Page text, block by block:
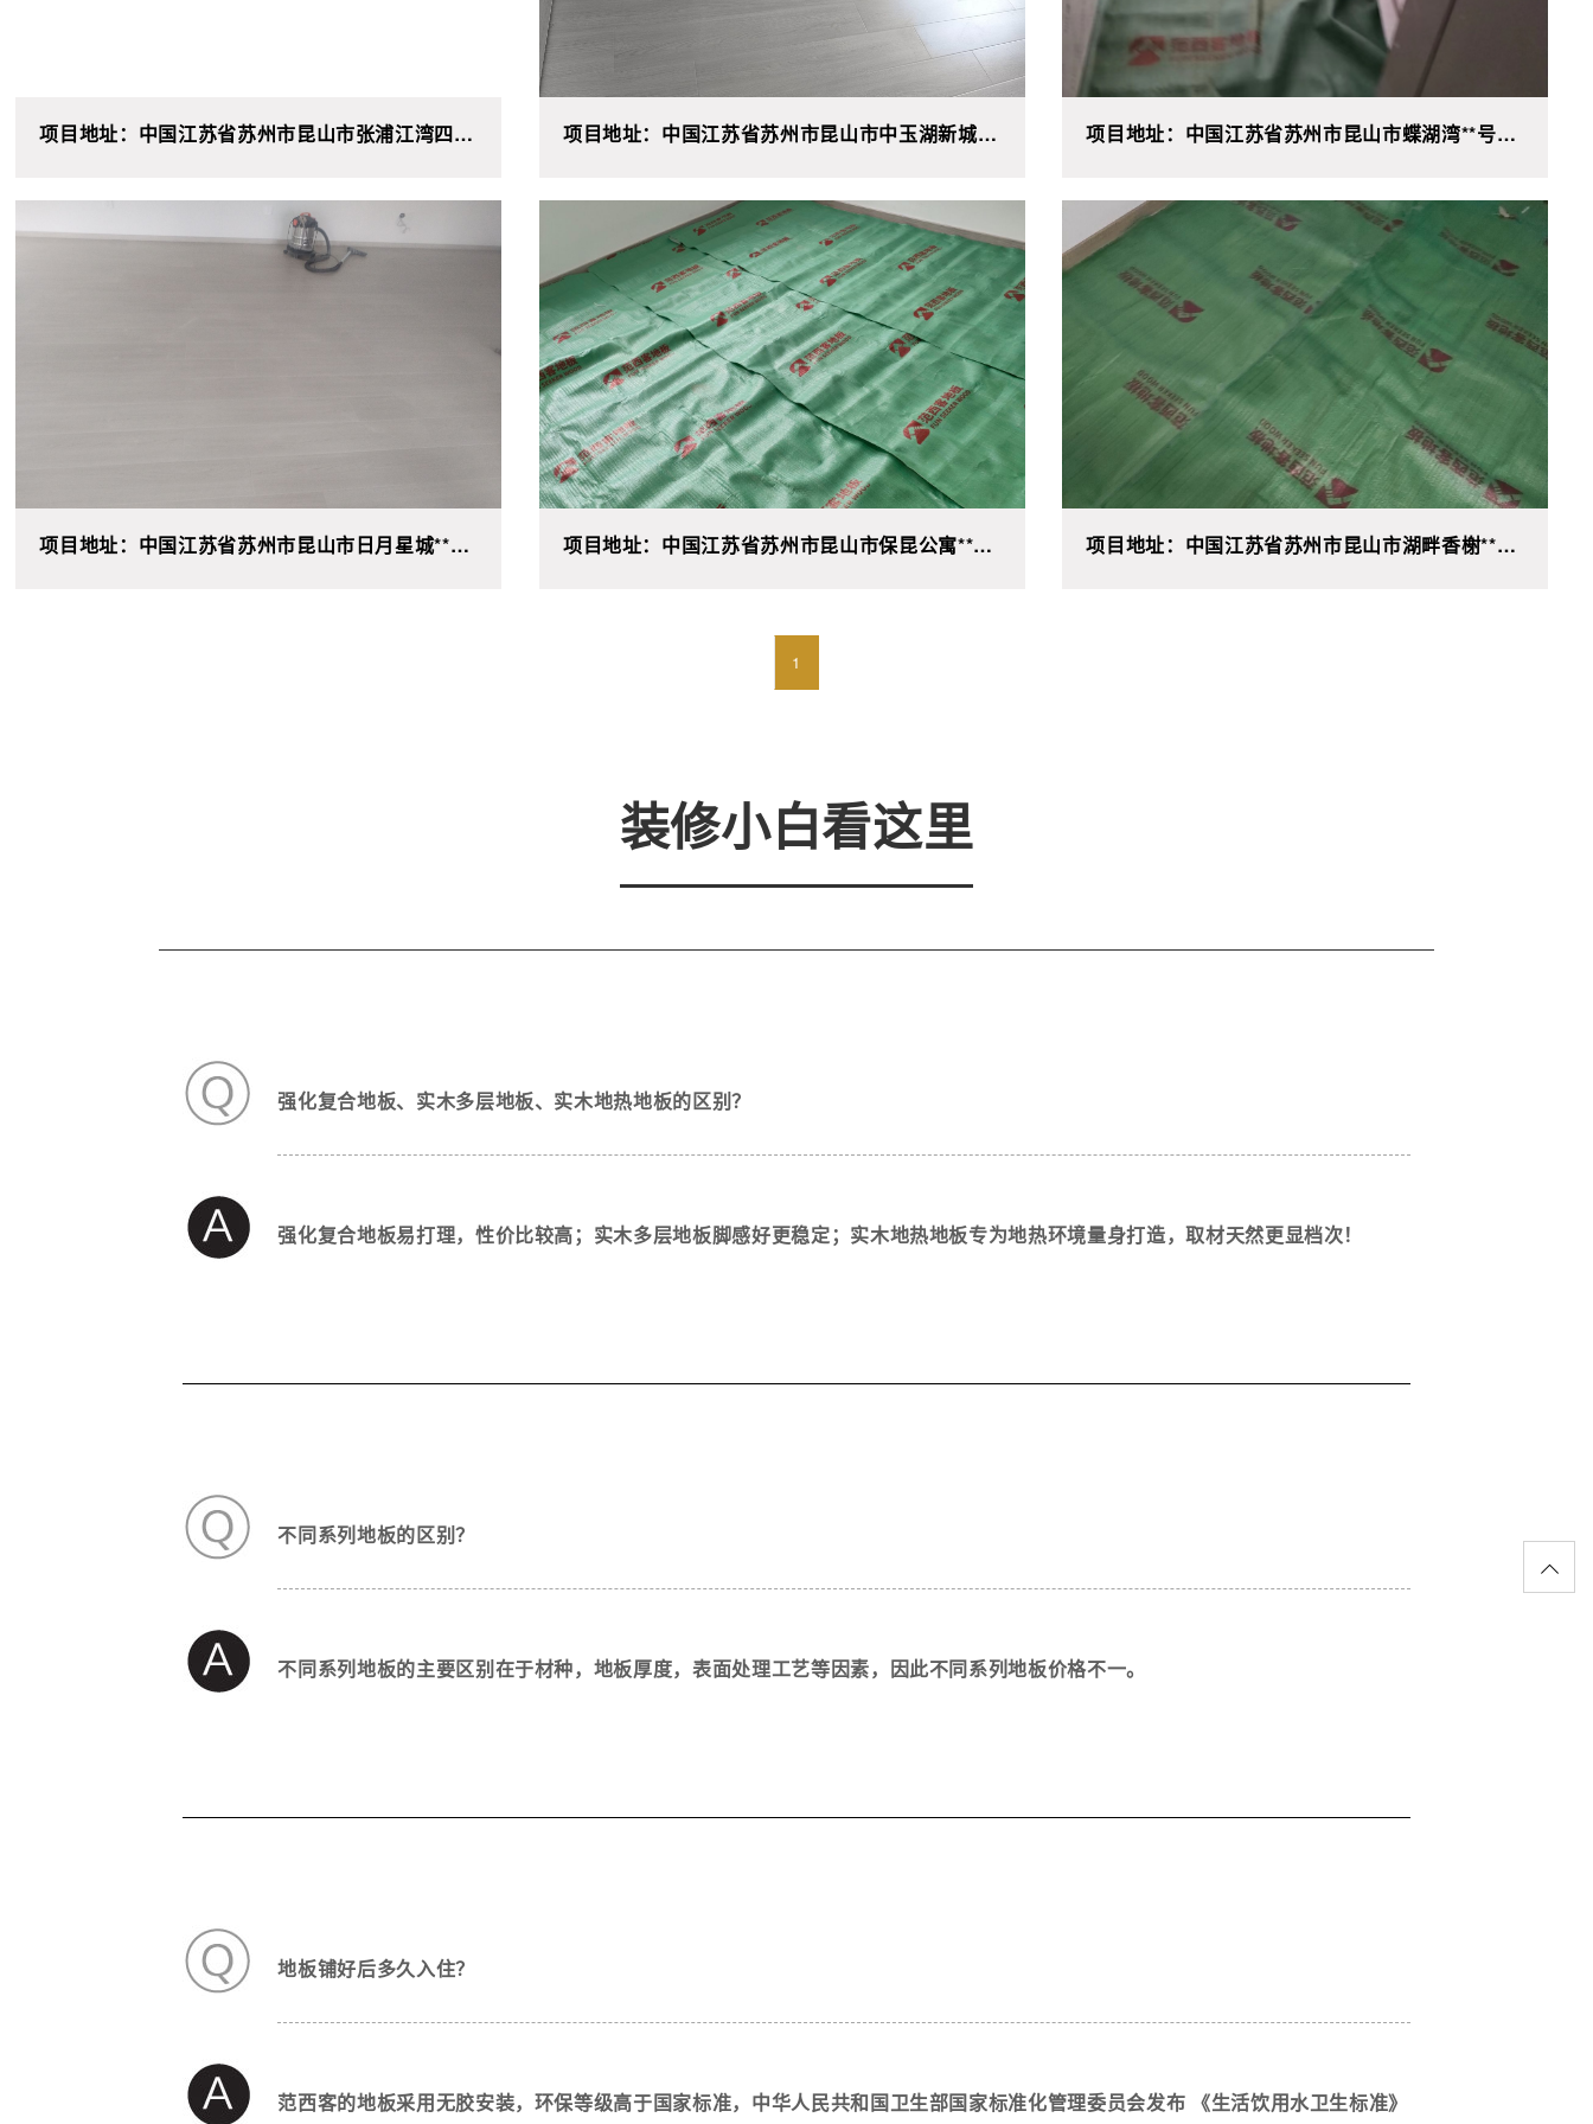
项目地址：中国江苏省苏州市昆山市张浦江湾四季
项目地址：中国江苏省苏州市昆山市中玉湖新城花
项目地址：中国江苏省苏州市昆山市蝶湖湾**号D
项目地址：中国江苏省苏州市昆山市日月星城**单
项目地址：中国江苏省苏州市昆山市保昆公寓**栋
项目地址：中国江苏省苏州市昆山市湖畔香榭**栋
1
装修小白看这里
强化复合地板、实木多层地板、实木地热地板的区别？
强化复合地板易打理，性价比较高；实木多层地板脚感好更稳定；实木地热地板专为地热环境量身打造，取材天然更显档次！
不同系列地板的区别？
不同系列地板的主要区别在于材种，地板厚度，表面处理工艺等因素，因此不同系列地板价格不一。
地板铺好后多久入住？
范西客的地板采用无胶安装，环保等级高于国家标准，中华人民共和国卫生部国家标准化管理委员会发布 《生活饮用水卫生标准》